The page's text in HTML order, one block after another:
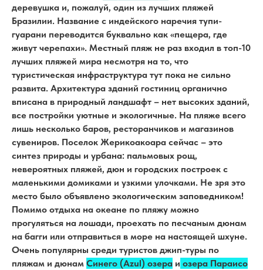
деревушка и, пожалуй, один из лучших пляжей
Бразилии. Название с индейского наречия тупи-
гуарани переводится буквально как «пещера, где
живут черепахи». Местный пляж не раз входил в топ-10
лучших пляжей мира несмотря на то, что
туристическая инфраструктура тут пока не сильно
развита. Архитектура зданий гостиниц органично
вписана в природный ландшафт – нет высоких зданий,
все постройки уютные и экологичные. На пляже всего
лишь несколько баров, ресторанчиков и магазинов
сувениров. Поселок Жерикоакоара сейчас – это
синтез природы и урбана: пальмовых рощ,
невероятных пляжей, дюн и городских построек с
маленькими домиками и узкими улочками. Не зря это
место было объявлено экологическим заповедником!
Помимо отдыха на океане по пляжу можно
прогуляться на лошади, проехать по песчаным дюнам
на багги или отправиться в море на настоящей шхуне.
Очень популярны среди туристов джип-туры по
пляжам и дюнам Синего (Azul) озера и озера Параисо